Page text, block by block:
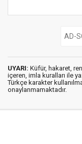
UYARI: Küfür, hakaret,
içeren, imla kuralları ile
Türkçe karakter
onaylanmamaktadır.